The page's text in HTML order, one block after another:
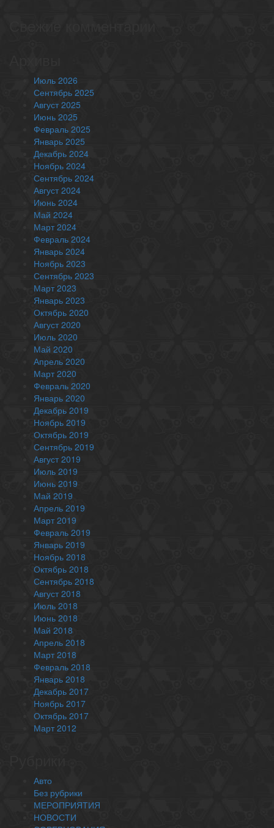
Июль 2026
Сентябрь 2025
Август 2025
Июнь 2025
Февраль 2025
Январь 2025
Декабрь 2024
Ноябрь 2024
Сентябрь 2024
Август 2024
Июнь 2024
Май 2024
Март 2024
Февраль 2024
Январь 2024
Ноябрь 2023
Сентябрь 2023
Март 2023
Январь 2023
Октябрь 2020
Август 2020
Июль 2020
Май 2020
Апрель 2020
Март 2020
Февраль 2020
Январь 2020
Декабрь 2019
Ноябрь 2019
Октябрь 2019
Сентябрь 2019
Август 2019
Июль 2019
Июнь 2019
Май 2019
Апрель 2019
Март 2019
Февраль 2019
Январь 2019
Ноябрь 2018
Октябрь 2018
Сентябрь 2018
Август 2018
Июль 2018
Июнь 2018
Май 2018
Апрель 2018
Март 2018
Февраль 2018
Январь 2018
Декабрь 2017
Ноябрь 2017
Октябрь 2017
Март 2012
Авто
Без рубрики
МЕРОПРИЯТИЯ
НОВОСТИ